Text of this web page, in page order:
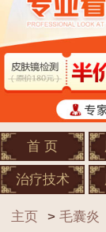
首 页
治疗技术
主页 > 毛囊炎